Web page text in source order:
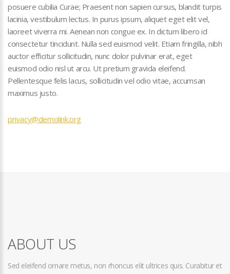
posuere cubilia Curae; Praesent non sapien cursus, blandit turpis
lacinia, vestibulum lectus. In purus ipsum, aliquet eget elit vel,
laoreet viverra mi. Aenean non congue ex. In dictum libero id
consectetur tincidunt. Nulla sed euismod velit. Etiam fringilla, nibh
auctor efficitur sollicitudin, nunc dolor pulvinar erat, eget
euismod odio nisl ut arcu. Ut pretium gravida eleifend.
Pellentesque felis lacus, sollicitudin vel odio vitae, accumsan
maximus justo.
privacy@demolink.org
ABOUT US
Sed eleifend ornare metus, non rhoncus elit ultrices quis. Curabitur et